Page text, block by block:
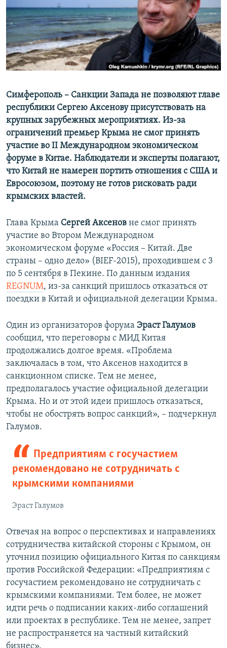
ПОБЕДИТЕЛЕЙ НЕ СУДЯТ?
КРЫМ.НЕПОКОРЕННЫЙ
ELIFBE
УКРАИНСКАЯ ПРОБЛЕМА КРЫМА
ПРИСОЕДИНЯЙТЕСЬ!
Симферополь – Санкции Запада не позволяют главе
республики Сергею Аксенову присутствовать на
крупных зарубежных мероприятиях. Из-за
ограничений премьер Крыма не смог принять
участие во II Международном экономическом
форуме в Китае. Наблюдатели и эксперты полагают,
что Китай не намерен портить отношения с США и
Евросоюзом, поэтому не готов рисковать ради
крымских властей.
Глава Крыма Сергей Аксенов не смог принять
участие во Втором Международном
экономическом форуме «Россия – Китай. Две
страны – одно дело» (BIEF-2015), проходившем с 3
по 5 сентября в Пекине. По данным издания
REGNUM, из-за санкций пришлось отказаться от
поездки в Китай и официальной делегации Крыма.
Один из организаторов форума Эраст Галумов
сообщил, что переговоры с МИД Китая
продолжались долгое время. «Проблема
заключалась в том, что Аксенов находится в
санкционном списке. Тем не менее,
предполагалось участие официальной делегации
Крыма. Но и от этой идеи пришлось отказаться,
чтобы не обострять вопрос санкций», – подчеркнул
Галумов.
Предприятиям с госучастием
рекомендовано не сотрудничать с
крымскими компаниями
Эраст Галумов
Отвечая на вопрос о перспективах и направлениях
сотрудничества китайской стороны с Крымом, он
уточнил позицию официального Китая по санкциям
против Российской Федерации: «Предприятиям с
госучастием рекомендовано не сотрудничать с
крымскими компаниями. Тем более, не может
идти речь о подписании каких-либо соглашений
или проектах в республике. Тем не менее, запрет
не распространяется на частный китайский